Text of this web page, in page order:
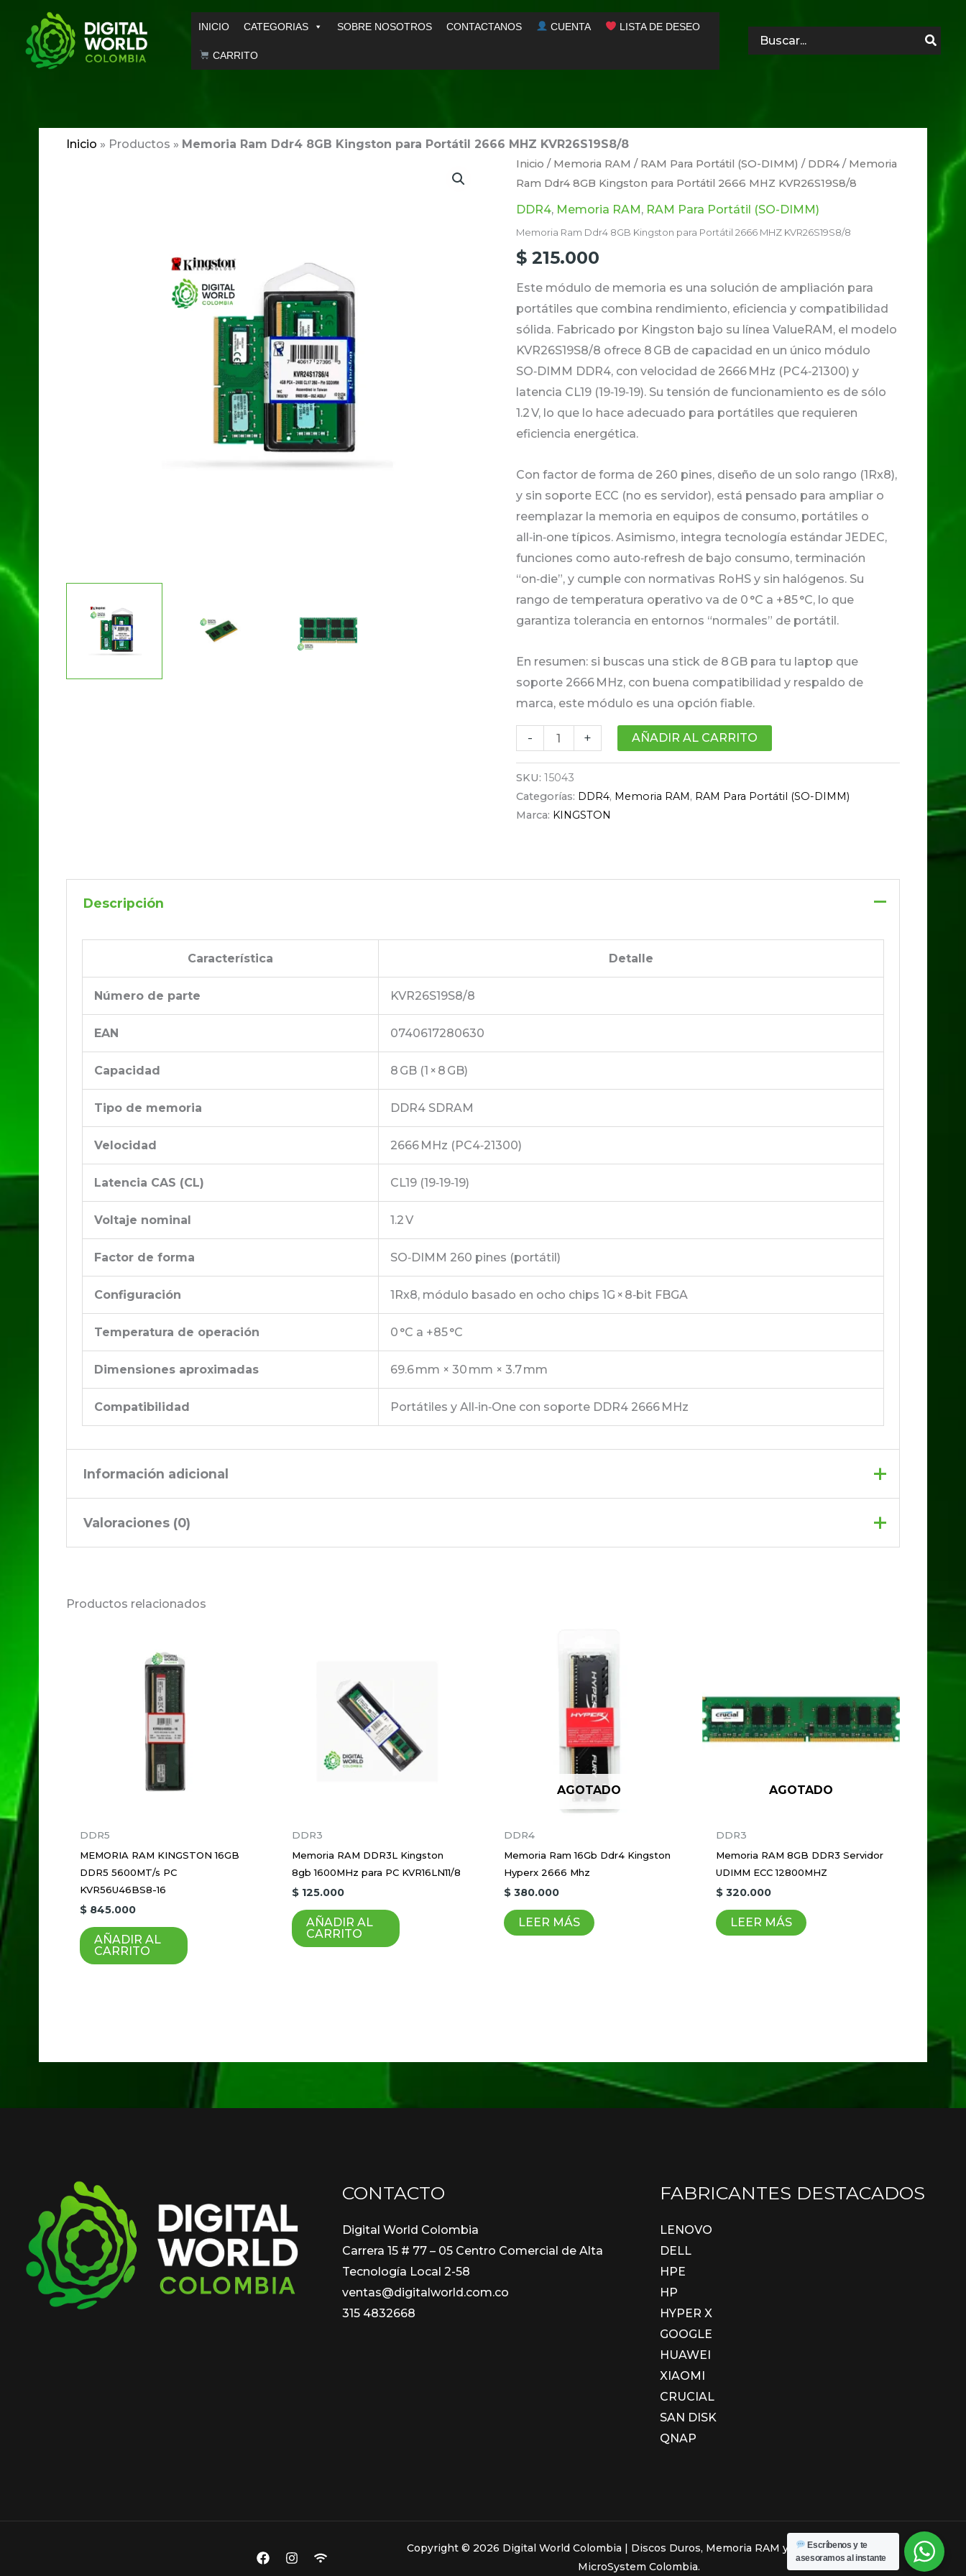
contenido
INICIO CATEGORIAS SOBRE NOSOTROS CONTACTANOS CUENTA LISTA DE DESEO
CARRITO
Search
for:
Inicio » Productos » Memoria Ram Ddr4 8GB Kingston para Portátil 2666 MHZ KVR26S19S8/8
Inicio / Memoria RAM / RAM Para Portátil (SO-DIMM) / DDR4 / Memoria
Ram Ddr4 8GB Kingston para Portátil 2666 MHZ KVR26S19S8/8
DDR4, Memoria RAM, RAM Para Portátil (SO-DIMM)
Memoria Ram Ddr4 8GB Kingston para Portátil 2666 MHZ KVR26S19S8/8
$ 215.000
Este módulo de memoria es una solución de ampliación para
portátiles que combina rendimiento, eficiencia y compatibilidad
sólida. Fabricado por Kingston bajo su línea ValueRAM, el modelo
KVR26S19S8/8 ofrece 8 GB de capacidad en un único módulo
SO‑DIMM DDR4, con velocidad de 2666 MHz (PC4‑21300) y
latencia CL19 (19‑19‑19). Su tensión de funcionamiento es de sólo
1.2 V, lo que lo hace adecuado para portátiles que requieren
eficiencia energética.
Con factor de forma de 260 pines, diseño de un solo rango (1Rx8),
y sin soporte ECC (no es servidor), está pensado para ampliar o
reemplazar la memoria en equipos de consumo, portátiles o
all‑in‑one típicos. Asimismo, integra tecnología estándar JEDEC,
funciones como auto‑refresh de bajo consumo, terminación
“on‑die”, y cumple con normativas RoHS y sin halógenos. Su
rango de temperatura operativo va de 0 °C a +85 °C, lo que
garantiza tolerancia en entornos “normales” de portátil.
En resumen: si buscas una stick de 8 GB para tu laptop que
soporte 2666 MHz, con buena compatibilidad y respaldo de
marca, este módulo es una opción fiable.
-
Memoria
Ram
Ddr4
8GB
Kingston
para
Portátil
2666
MHZ
KVR26S19S8/8
cantidad
+ AÑADIR AL CARRITO
SKU:15043
Categorías: DDR4, Memoria RAM , RAM Para Portátil (SO-DIMM)
Marca: KINGSTON
Descripción
Característica Detalle
Número de parte KVR26S19S8/8
EAN 0740617280630
Capacidad 8 GB (1 × 8 GB)
Tipo de memoria DDR4 SDRAM
Velocidad 2666 MHz (PC4‑21300)
Latencia CAS (CL) CL19 (19‑19‑19)
Voltaje nominal 1.2 V
Factor de forma SO‑DIMM 260 pines (portátil)
Configuración 1Rx8, módulo basado en ocho chips 1G × 8‑bit FBGA
Temperatura de operación 0 °C a +85 °C
Dimensiones aproximadas 69.6 mm × 30 mm × 3.7 mm
Compatibilidad Portátiles y All‑in‑One con soporte DDR4 2666 MHz
Información adicional
Memoria
Valoraciones (0)
KVR26S19S8/8”
Tu dirección de correo electrónico no será publicada. Los campos obligatorios están marcados con
Tu puntuación
Tu valoración
Nombre Correo electrónico
Guardar mi nombre, correo electrónico y sitio web en este navegador para la próxima vez que haga un comentario.
Productos relacionados
DDR5
MEMORIA RAM KINGSTON 16GB
DDR5 5600MT/s PC
KVR56U46BS8-16
$ 845.000
AÑADIR AL
CARRITO
DDR3
Memoria RAM DDR3L Kingston
8gb 1600MHz para PC KVR16LN11/8
$ 125.000
AÑADIR AL
CARRITO
AGOTADO
DDR4
Memoria Ram 16Gb Ddr4 Kingston
Hyperx 2666 Mhz
$ 380.000
LEER MÁS
AGOTADO
DDR3
Memoria RAM 8GB DDR3 Servidor
UDIMM ECC 12800MHZ
$ 320.000
LEER MÁS
CONTACTO
Digital World Colombia
Carrera 15 # 77 – 05 Centro Comercial de Alta
Tecnología Local 2-58
ventas@digitalworld.com.co
315 4832668
FABRICANTES DESTACADOS
LENOVO
DELL
HPE
HP
HYPER X
GOOGLE
HUAWEI
XIAOMI
CRUCIAL
SAN DISK
QNAP
Copyright © 2026 Digital World Colombia | Discos Duros, Memoria RAM y Computadores.
MicroSystem Colombia.
Escríbenos y te
asesoramos al instante